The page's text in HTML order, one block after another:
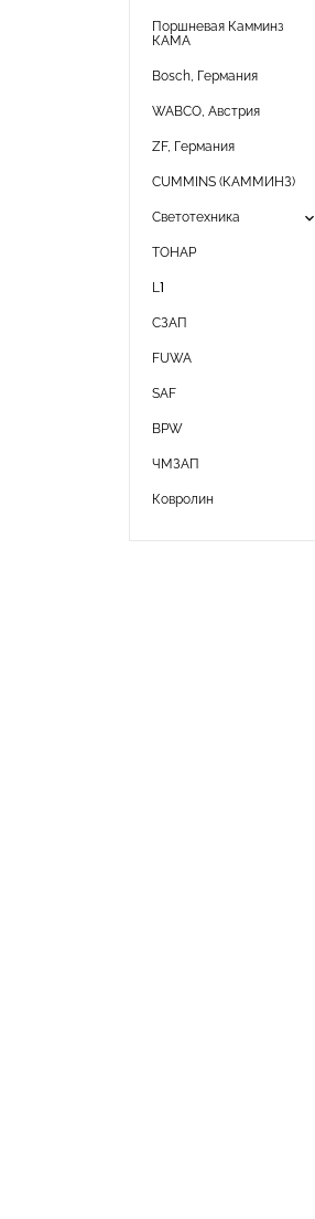
Поршневая Камминз
КАМА
Bosch, Германия
WABCO, Австрия
ZF, Германия
CUMMINS (КАММИНЗ)
Светотехника keyboard_arrow_down
ТОНАР
L1
СЗАП
FUWA
SAF
BPW
ЧМЗАП
Ковролин